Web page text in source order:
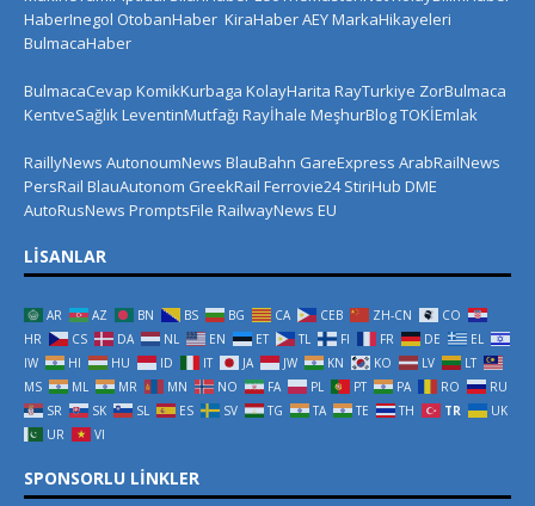
HaberInegol OtobanHaber KiraHaberAEYMarkaHikayeleri
BulmacaHaber
BulmacaCevap KomikKurbaga KolayHarita RayTurkiye ZorBulmaca
KentveSağlıkLeventinMutfağı Rayİhale MeşhurBlogTOKİEmlak
RaillyNews AutonoumNews BlauBahn GareExpress ArabRailNews
PersRail BlauAutonom GreekRail Ferrovie24 StiriHub DME
AutoRusNews PromptsFile RailwayNews EU
LISANLAR
AR AZ BN BS BG CA CEB ZH-CN
CO
HR
CS DA NL EN ET TL FI FR DE
EL
IW
HI HU ID IT JA JW KN KO LV
LT
MS
ML MR MN NO FA PL PT PA RO
RU
SR
SK SL ES SV TG TA TE TH TR
UK
UR
VI
SPONSORLU LINKLER